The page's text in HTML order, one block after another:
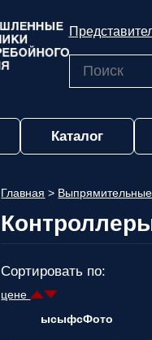
Каталог
Главная >
Сортировать по:
цене
ысыфсФото